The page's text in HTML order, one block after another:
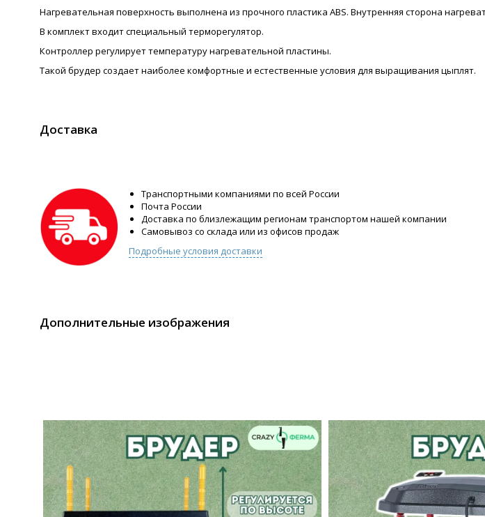
Нагревательная поверхность выполнена из прочного пластика ABS. Внутренняя сторона
В комплект входит специальный терморегулятор.
Контроллер регулирует температуру нагревательной пластины.
Такой брудер создает наиболее комфортные и естественные условия для выращивания цыплят.
Доставка
Транспортными компаниями по всей России
Почта России
Доставка по близлежащим регионам транспортом нашей компании
Самовывоз со склада или из офисов продаж
Подробные условия доставки
Дополнительные изображения